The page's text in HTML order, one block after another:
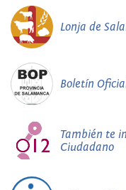
Lonja de
Boletín
También te
Ciudadano